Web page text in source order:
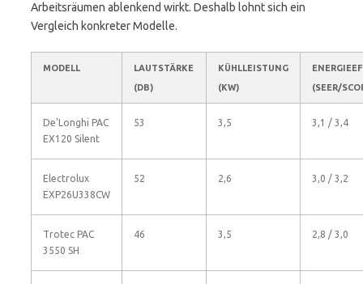
Arbeitsräumen ablenkend wirkt. Deshalb lohnt sich ein
Vergleich konkreter Modelle.
MODELL
LAUTSTÄRKE
(DB)
KÜHLLEISTUNG
(KW)
(SEER/
De’Longhi PAC
EX120 Silent
53 3,5 3,1 / 3,4
Electrolux
EXP26U338CW
52 2,6 3,0 / 3,2
Trotec PAC
3550 SH
46 3,5 2,8 / 3,0